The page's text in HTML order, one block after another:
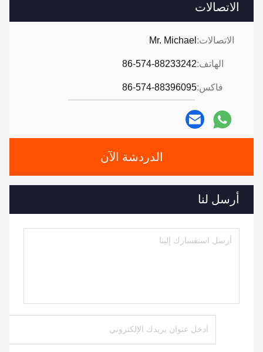
الاتصالات
الاتصالات: Mr. Michael
الهاتف:86-574-88233242
فاكس:86-574-88396095
الدردشة الآن
أرسل لنا